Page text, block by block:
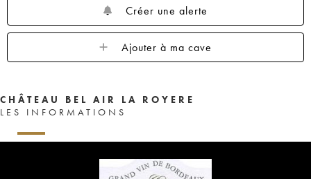
Créer une alerte
Ajouter à ma cave
CHÂTEAU BEL AIR LA ROYERE
LES INFORMATIONS